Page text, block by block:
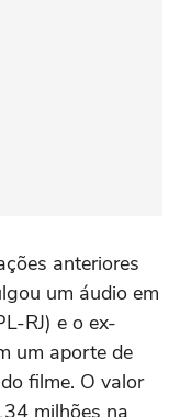
anteriores
um áudio em
RJ) e o ex-
um aporte de
filme. O valor
milhões na